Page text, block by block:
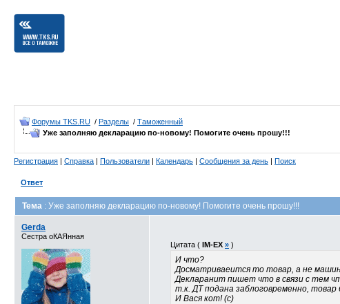
Форумы TKS.RU / Разделы / Таможенный
Уже заполняю декларацию по-новому! Помогите очень прошу!!!
Регистрация | Справка | Пользователи | Календарь | Сообщения за день | Поиск
Ответ
Тема : Уже заполняю декларацию по-новому! Помогите очень прошу!!!
Gerda
Сестра оКАЯнная
Цитата ( IM-EX » )
И что?
Досматриваеится то товар, а не
Декларанит пишет что в связи с тем
т.к. ДТ подана заблоговременно,
И Вася кот! (с)